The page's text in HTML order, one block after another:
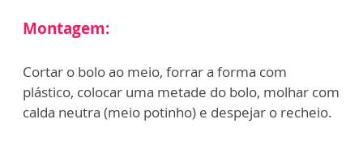
Montagem:
Cortar o bolo ao meio, forrar a forma com
plástico, colocar uma metade do bolo, molhar com
calda neutra (meio potinho) e despejar o recheio.